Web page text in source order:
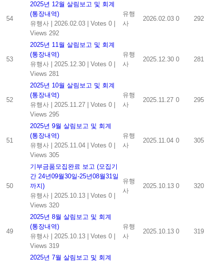
54
2025년 12월 살림보고 및 회계
(통장내역)
유행사
2026.02.03 Votes 0
Views 292
유행
사
2026.02.03 0 292
53
2025년 11월 살림보고 및 회계
(통장내역)
유행사
2025.12.30 Votes 0
Views 281
유행
사
2025.12.30 0 281
52
2025년 10월 살림보고 및 회계
(통장내역)
유행사
2025.11.27 Votes 0
Views 295
유행
사
2025.11.27 0 295
51
2025년 9월 살림보고 및 회계
(통장내역)
유행사
2025.11.04 Votes 0
Views 305
유행
사
2025.11.04 0 305
50
기부금품모집완료 보고 (모집기
간 24년09월30일-25년08월31일
까지)
유행사
2025.10.13 Votes 0
Views 320
유행
사
2025.10.13 0 320
49
2025년 8월 살림보고 및 회계
(통장내역)
유행사
2025.10.13 Votes 0
Views 319
유행
사
2025.10.13 0 319
2025년 7월 살림보고 및 회계